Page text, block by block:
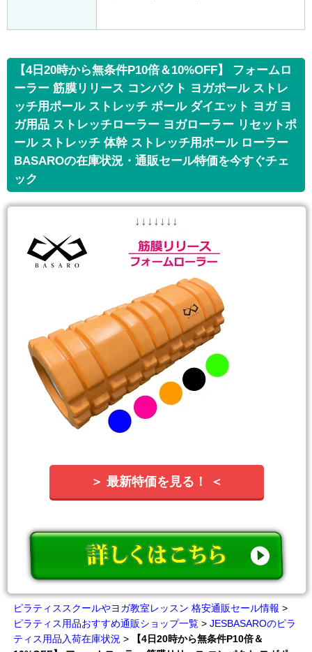
【4日20時から無条件P10倍＆10%OFF】 フォームロ
ーラー 筋膜リリース コンパクト ヨガポール ストレ
ッチ用ポール ストレッチ ポール ダイエット ヨガ ヨ
ガ用品 ストレッチローラー ヨガローラー リセットポ
ール ストレッチ 体幹 ストレッチ用ポール ローラー
BASAROの在庫状況・通販セール特価を今すぐチェ
ック
↓↓↓↓↓↓↓
＞ 最新特価を見る！ ＜
ピラティススクールやヨガ教室レッスン 格安通販セール情報 >
ピラティス用品おすすめ通販ショップ一覧> JESBASAROのピラ
ティス用品入荷在庫状況 >
【4日20時から無条件P10倍＆